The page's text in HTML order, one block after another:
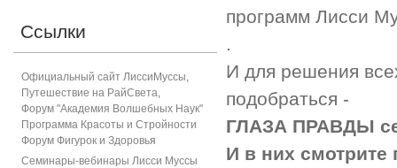
программ Лисси
.
И для решения
подобраться -
ГЛАЗА ПРАВДЫ
И в них смотрите
Ссылки
Официальный сайт ЛиссиМуссы,
Путешествие на РайСвета,
Форум "Академия Волшебных Наук"
Программа Красоты и Стройности
Форум Фигурок и Здоровья
Семинары-вебинары Лисси Муссы